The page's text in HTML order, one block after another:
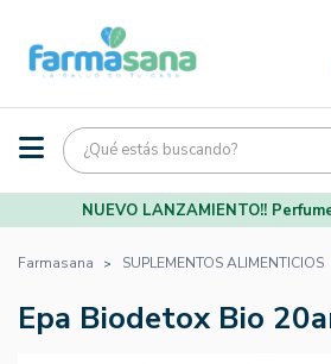
NUEVO LANZAMIENTO!!
Farmasana SUPLEMENTOS ALIMENTICIOS
Epa Biodetox Bio